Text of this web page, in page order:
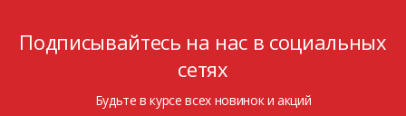
Подписывайтесь на нас в социальных
сетях
Будьте в курсе всех новинок и акций